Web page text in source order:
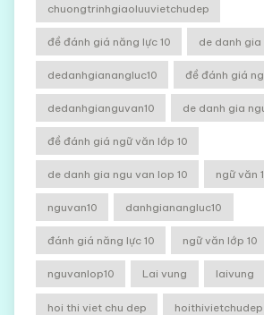
chuongtrinhgiaoluuvietchudep
đề đánh giá năng lực 10 de danh gia
dedanhgianangluc10 đề đánh giá
dedanhgianguvan10 de danh gia
đề đánh giá ngữ văn lớp 10
de danh gia ngu van lop 10 ngữ văn
nguvan10 danhgianangluc10
đánh giá năng lực 10 ngữ văn lớp 10
nguvanlop10 Lai vung laivung
hoi thi viet chu dep hoithivietchudep